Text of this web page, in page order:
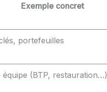
Exemple concret
portefeuilles
(BTP, restauration…)